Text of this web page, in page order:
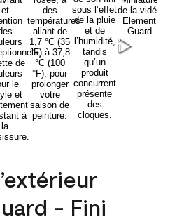
- Fini